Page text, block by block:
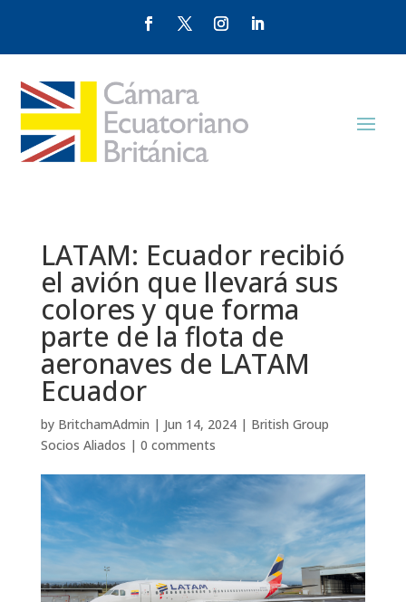
LATAM: Ecuador recibió
el avión que llevará sus
colores y que forma
parte de la flota de
aeronaves de LATAM
Ecuador
by BritchamAdmin | Jun 14, 2024| British Group
Socios Aliados | 0 comments